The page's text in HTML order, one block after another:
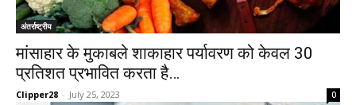
अंतर्राष्ट्रीय
मांसाहार के मुकाबले शाकाहार पर्यावरण को केवल 30
प्रतिशत प्रभावित करता है…
Clipper28 - July 25, 2023 0